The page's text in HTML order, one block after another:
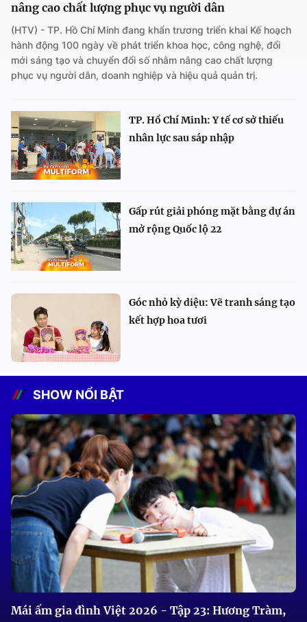
nâng cao chất lượng phục vụ người dân
(HTV) - TP. Hồ Chí Minh đang khẩn trương triển khai Kế hoạch
hành động 100 ngày về phát triển khoa học, công nghệ, đổi
mới sáng tạo và chuyển đổi số nhằm nâng cao chất lượng
phục vụ người dân, doanh nghiệp và hiệu quả quản trị.
TP. Hồ Chí Minh: Y tế cơ sở thiếu
nhân lực sau sáp nhập
Gấp rút giải phóng mặt bằng dự án
mở rộng Quốc lộ 22
Góc nhỏ kỳ diệu: Vẽ tranh sáng tạo
kết hợp hoa tươi
SHOW NỔI BẬT
Mái ấm gia đình Việt 2026 - Tập 23: Hương Tràm,